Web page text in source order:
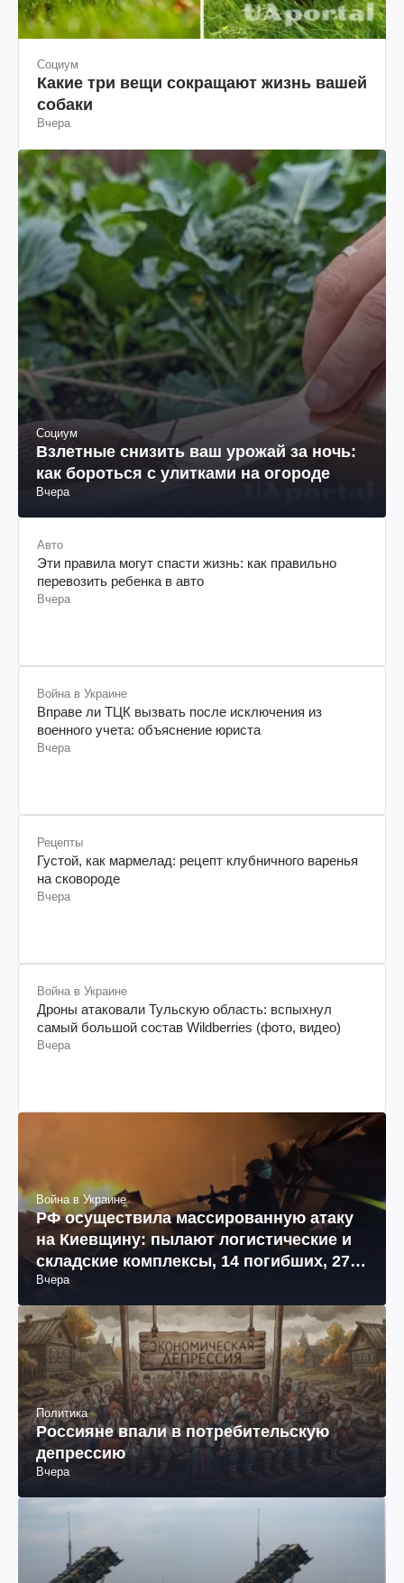
Социум
Какие три вещи сокращают жизнь вашей
собаки
Вчера
Социум
Взлетные снизить ваш урожай за ночь:
как бороться с улитками на огороде
Вчера
Авто
Эти правила могут спасти жизнь: как правильно
перевозить ребенка в авто
Вчера
Война в Украине
Вправе ли ТЦК вызвать после исключения из
военного учета: объяснение юриста
Вчера
Рецепты
Густой, как мармелад: рецепт клубничного варенья
на сковороде
Вчера
Война в Украине
Дроны атаковали Тульскую область: вспыхнул
самый большой состав Wildberries (фото, видео)
Вчера
Война в Украине
РФ осуществила массированную атаку
на Киевщину: пылают логистические и
складские комплексы, 14 погибших, 27
раненых (фото, видео)
Вчера
Политика
Россияне впали в потребительскую
депрессию
Вчера